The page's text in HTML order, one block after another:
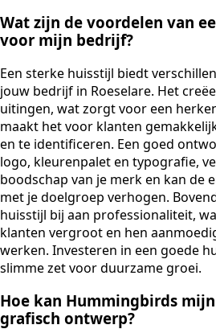
Wat zijn de voordelen van
voor mijn bedrijf?
Een sterke huisstijl biedt
jouw bedrijf in Roeselare. Het
uitingen, wat zorgt voor een
maakt het voor klanten
en te identificeren. Een goed
logo, kleurenpalet en typografie,
boodschap van je merk en kan de
met je doelgroep verhogen.
huisstijl bij aan professionaliteit,
klanten vergroot en hen
werken. Investeren in een goede
slimme zet voor duurzame groei.
Hoe kan Hummingbirds
grafisch ontwerp?